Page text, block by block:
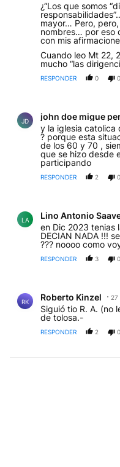
¿“Los que somos
mayor… Pero,
nombres… por eso
con mis
Cuando leo Mt 22,
mucho “las
RESPONDER 0 0
JD john doe migue
y la iglesia catolica
? porque esta
de los 60 y 70 ,
que se hizo desde
participando
RESPONDER 2 0
LA Lino Antonio
en Dic 2023 tenias
DECIAN NADA !!!
??? noooo como
RESPONDER 3 0
RK Roberto Kinzel 27
Siguió tio R. A. (no
de tolosa.-
RESPONDER 2 0